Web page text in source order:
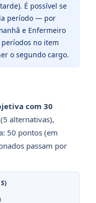
É possível se
período — por
e Enfermeiro
no item
o segundo cargo.
com 30
(5 alternativas),
50 pontos (em
passam por